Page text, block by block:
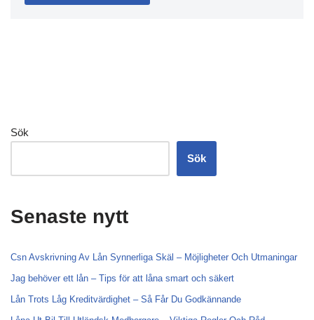
Sök
Sök
Senaste nytt
Csn Avskrivning Av Lån Synnerliga Skäl – Möjligheter Och Utmaningar
Jag behöver ett lån – Tips för att låna smart och säkert
Lån Trots Låg Kreditvärdighet – Så Får Du Godkännande